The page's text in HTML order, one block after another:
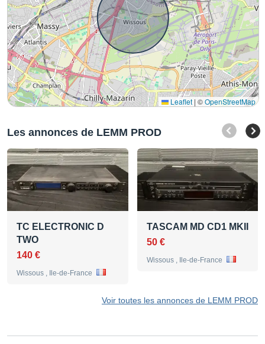
Leaflet | ©OpenStreetMap
Les annonces de LEMM PROD
TC ELECTRONIC D
TWO
140 €
Wissous , Ile-de-France
TASCAM MD CD1 MKII
50 €
Wissous , Ile-de-France
Voir toutes les annonces de LEMM PROD